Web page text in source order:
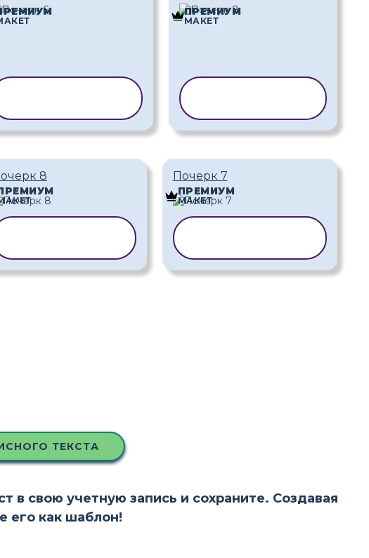
ПРЕМИУМ
МАКЕТ
8 Почерк 7
ПРЕМИУМ
МАКЕТ
ТЕКСТА
в свою учетную запись и сохраните. Создавая
его как шаблон!